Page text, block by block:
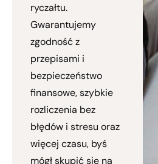
ryczałtu.
Gwarantujemy
zgodność z
przepisami i
bezpieczeństwo
finansowe, szybkie
rozliczenia bez
błędów i stresu oraz
więcej czasu, byś
mógł skupić się na